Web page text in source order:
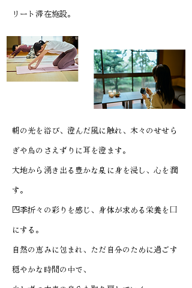
リート滞在施設。
朝の光を浴び、澄んだ風に触れ、木々のせせら
ぎや鳥のさえずりに耳を澄ます。
大地から湧き出る豊かな泉に身を浸し、心を潤
す。
四季折々の彩りを感じ、身体が求める栄養を口
にする。
自然の恵みに包まれ、ただ自分のために過ごす
穏やかな時間の中で、